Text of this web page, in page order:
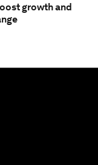
growth and